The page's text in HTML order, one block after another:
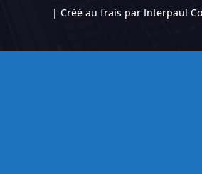
| Créé au frais par Interpaul